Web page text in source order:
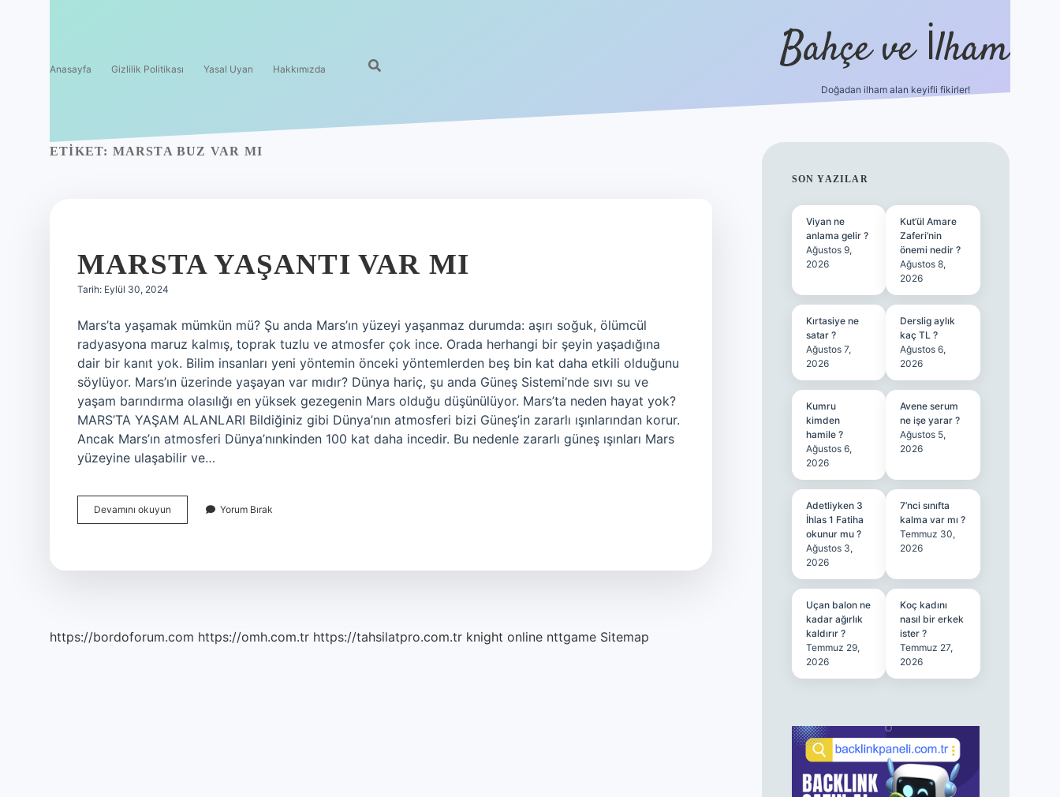
Anasayfa Gizlilik Politikası Yasal Uyarı Hakkımızda Bahçe ve İlham
Doğadan ilham alan keyifli fikirler!
ETIKET: MARSTA BUZ VAR MI
MARSTA YAŞANTI VAR MI
Tarih: Eylül 30, 2024
Mars’ta yaşamak mümkün mü? Şu anda Mars’ın yüzeyi yaşanmaz durumda: aşırı soğuk, ölümcül
radyasyona maruz kalmış, toprak tuzlu ve atmosfer çok ince. Orada herhangi bir şeyin yaşadığına
dair bir kanıt yok. Bilim insanları yeni yöntemin önceki yöntemlerden beş bin kat daha etkili olduğunu
söylüyor. Mars’ın üzerinde yaşayan var mıdır? Dünya hariç, şu anda Güneş Sistemi’nde sıvı su ve
yaşam barındırma olasılığı en yüksek gezegenin Mars olduğu düşünülüyor. Mars’ta neden hayat yok?
MARS’TA YAŞAM ALANLARI Bildiğiniz gibi Dünya’nın atmosferi bizi Güneş’in zararlı ışınlarından korur.
Ancak Mars’ın atmosferi Dünya’nınkinden 100 kat daha incedir. Bu nedenle zararlı güneş ışınları Mars
yüzeyine ulaşabilir ve…
Devamını okuyun
Yaşantı
Yorum Bırak
https://bordoforum.com https://omh.com.tr https://tahsilatpro.com.tr knight online nttgame Sitemap
SIDEBAR
SON YAZILAR
Viyan ne
anlama gelir ?
Ağustos 9,
2026
Kut’ül Amare
Zaferi’nin
önemi nedir ?
Ağustos 8,
2026
Kırtasiye ne
satar ?
Ağustos 7,
2026
Derslig aylık
kaç TL ?
Ağustos 6,
2026
Kumru
kimden
hamile ?
Ağustos 6,
2026
Avene serum
ne işe yarar ?
Ağustos 5,
2026
Adetliyken 3
İhlas 1 Fatiha
okunur mu ?
Ağustos 3,
2026
7’nci sınıfta
kalma var mı ?
Temmuz 30,
2026
Uçan balon ne
kadar ağırlık
kaldırır ?
Temmuz 29,
2026
Koç kadını
nasıl bir erkek
ister ?
Temmuz 27,
2026
ilbet yeni giriş betexper